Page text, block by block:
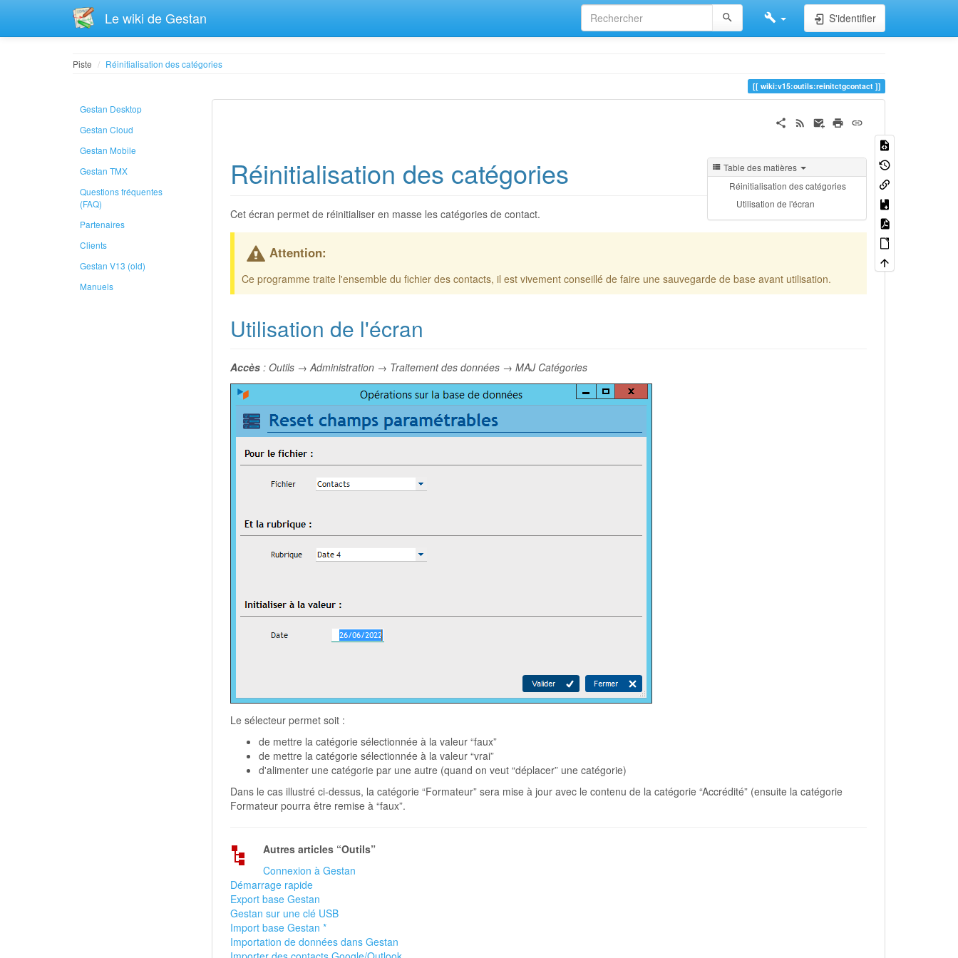
Le wiki de Gestan S'identifier
Piste Réinitialisation des catégories
wiki:v15:outils:reinitctgcontact
Gestan Desktop
Gestan Cloud
Gestan Mobile
Gestan TMX
Questions fréquentes
(FAQ)
Partenaires
Clients
Gestan V13 (old)
Manuels
Table des matières
Réinitialisation des catégories
Utilisation de l'écran
Réinitialisation des catégories
Cet écran permet de réinitialiser en masse les catégories de contact.
Attention:
Ce programme traite l'ensemble du fichier des contacts, il est vivement conseillé de faire une sauvegarde de base avant utilisation.
Utilisation de l'écran
Accès : Outils → Administration → Traitement des données → MAJ Catégories
Le sélecteur permet soit :
de mettre la catégorie sélectionnée à la valeur “faux”
de mettre la catégorie sélectionnée à la valeur “vrai”
d'alimenter une catégorie par une autre (quand on veut “déplacer” une catégorie)
Dans le cas illustré ci-dessus, la catégorie “Formateur” sera mise à jour avec le contenu de la catégorie “Accrédité” (ensuite la catégorie
Formateur pourra être remise à “faux”.
Autres articles “Outils”
Connexion à Gestan
Démarrage rapide
Export base Gestan
Gestan sur une clé USB
Import base Gestan *
Importation de données dans Gestan